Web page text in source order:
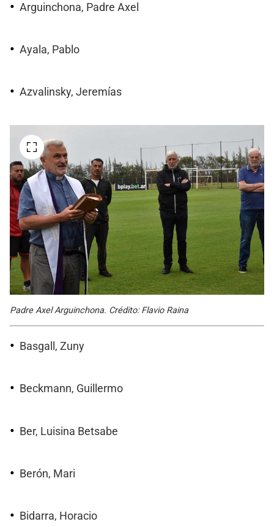
Arguinchona, Padre Axel
Ayala, Pablo
Azvalinsky, Jeremías
Padre Axel Arguinchona. Crédito: Flavio Raina
Basgall, Zuny
Beckmann, Guillermo
Ber, Luisina Betsabe
Berón, Mari
Bidarra, Horacio